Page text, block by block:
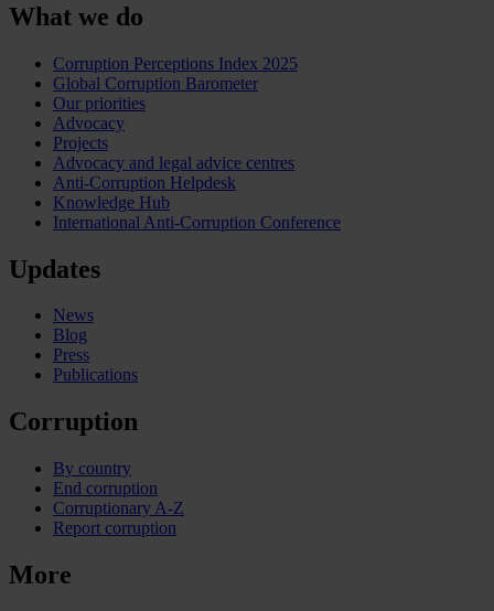
What we do
Corruption Perceptions Index 2025
Global Corruption Barometer
Our priorities
Advocacy
Projects
Advocacy and legal advice centres
Anti-Corruption Helpdesk
Knowledge Hub
International Anti-Corruption Conference
Updates
News
Blog
Press
Publications
Corruption
By country
End corruption
Corruptionary A-Z
Report corruption
More